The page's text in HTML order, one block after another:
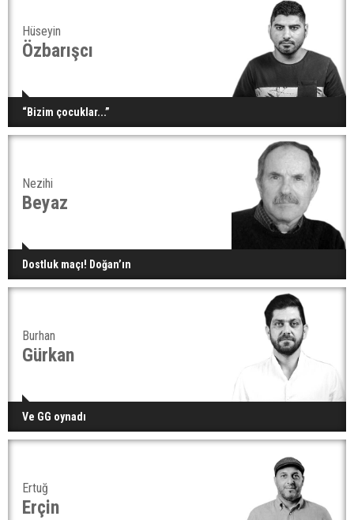
Hüseyin
Özbarışcı
“Bizim çocuklar...”
Nezihi
Beyaz
Dostluk maçı! Doğan’ın
Burhan
Gürkan
Ve GG oynadı
Ertuğ
Erçin